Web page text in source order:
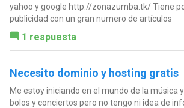
yahoo y google http://zonazumba.tk/ Tiene
publicidad con un gran numero de artículos
1 respuesta
Necesito dominio y hosting gratis
Me estoy iniciando en el mundo de la música
bolos y conciertos pero no tengo ni idea de